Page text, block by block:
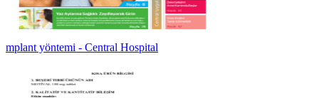
mplant yöntemi - Central Hospital